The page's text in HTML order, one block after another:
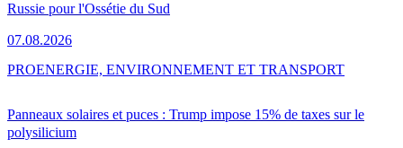
Russie pour l'Ossétie du Sud
07.08.2026
Panneaux solaires et puces : Trump impose 15% de taxes sur le
polysilicium
PROENERGIE, ENVIRONNEMENT ET TRANSPORT